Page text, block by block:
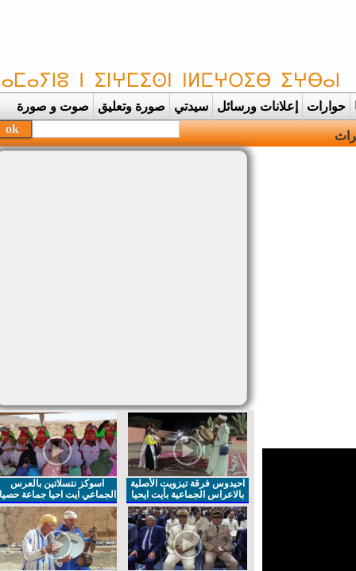
حوارات إعلانات ورسائل سيدتي صورة وتعليق صوت و صورة
احيدوس فرقة تيزويت الأصلية
بالاعراس الجماعية بأيت ايحيا
اسوكز نتسلاتين بالعرس
الجماعي ايت احيا جماعة حصيا